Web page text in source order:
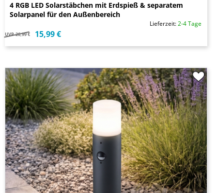
4 RGB LED Solarstäbchen mit Erdspieß & separatem
Solarpanel für den Außenbereich
Lieferzeit:2-4 Tage
UVP 26,99 € 15,99 €